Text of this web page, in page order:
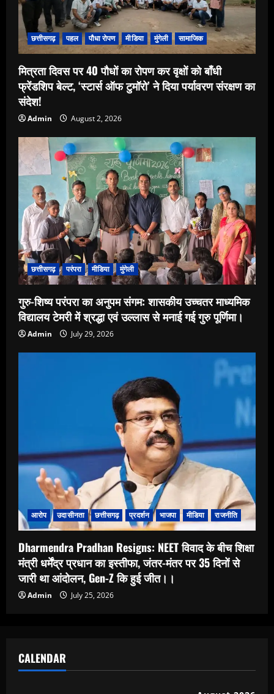
छत्तीसगढ़ पहल पौधा रोपण मीडिया मुंगेली सामाजिक
मित्रता दिवस पर 40 पौधों का रोपण कर वृक्षों को बाँधी
फ्रेंडशिप बेल्ट, ‘स्टार्स ऑफ टुमॉरो’ ने दिया पर्यावरण संरक्षण का
संदेश!
Admin August 2, 2026
छत्तीसगढ़ परंपरा मीडिया मुंगेली
गुरु-शिष्य परंपरा का अनुपम संगम: शासकीय उच्चतर माध्यमिक
विद्यालय टेमरी में श्रद्धा एवं उल्लास से मनाई गई गुरु पूर्णिमा।
Admin July 29, 2026
आरोप उदासीनता छत्तीसगढ़ प्रदर्शन भाजपा मीडिया राजनीति
Dharmendra Pradhan Resigns: NEET विवाद के बीच शिक्षा
मंत्री धर्मेंद्र प्रधान का इस्तीफा, जंतर-मंतर पर 35 दिनों से
जारी था आंदोलन, Gen-Z कि हुई जीत।।
Admin July 25, 2026
CALENDAR